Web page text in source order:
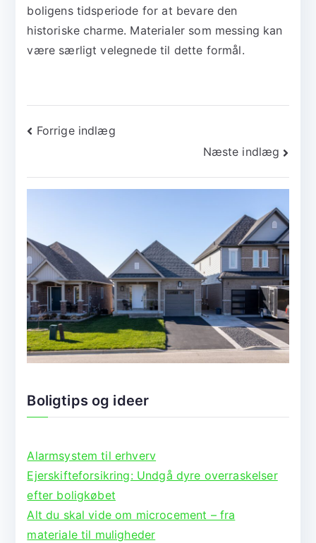
boligens tidsperiode for at bevare den
historiske charme. Materialer som messing kan
være særligt velegnede til dette formål.
Indlægsnavigation
Forrige indlæg
Næste indlæg
Boligtips og ideer
Alarmsystem til erhverv
Ejerskifteforsikring: Undgå dyre overraskelser
efter boligkøbet
Alt du skal vide om microcement – fra
materiale til muligheder